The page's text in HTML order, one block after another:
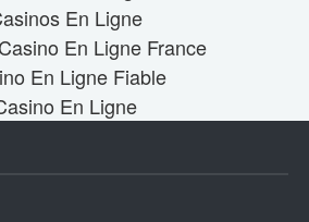
En Ligne
En Ligne France
En Ligne Fiable
En Ligne